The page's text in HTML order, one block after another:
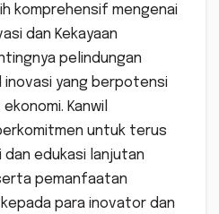
komprehensif mengenai
dan Kekayaan
pelindungan
inovasi yang berpotensi
Kanwil
untuk terus
dan edukasi lanjutan
pemanfaatan
para inovator dan